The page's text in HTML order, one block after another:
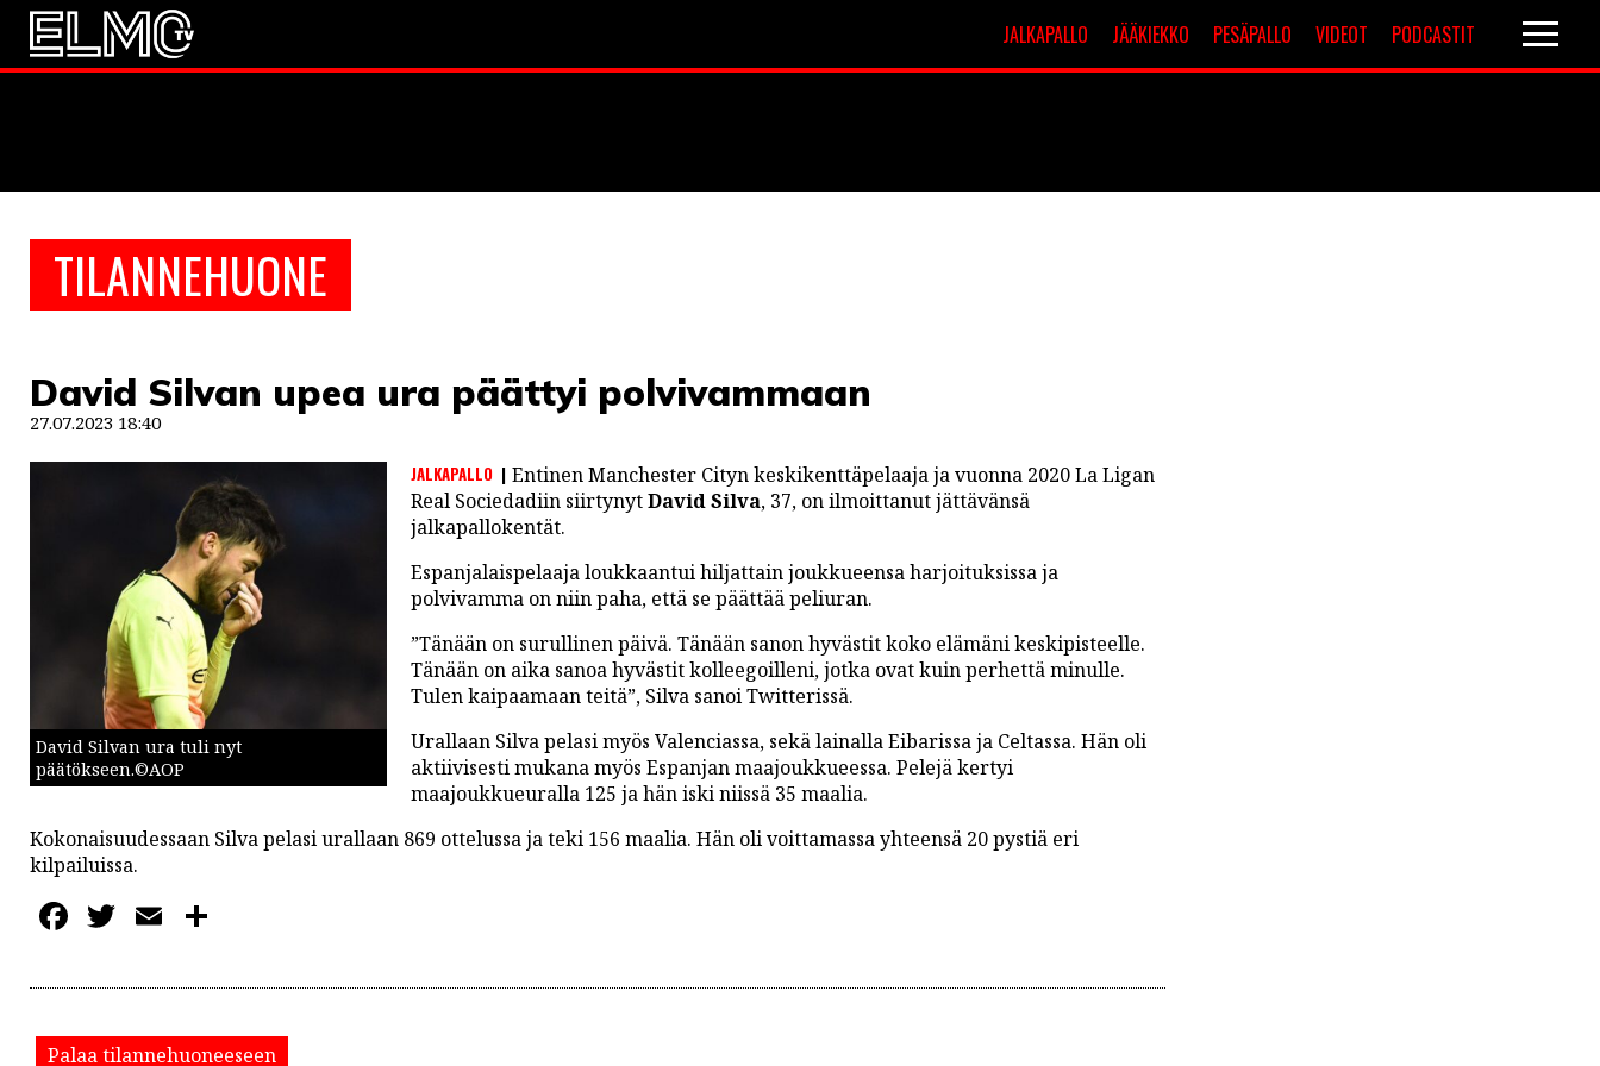
JALKAPALLO JÄÄKIEKKO PESÄPALLO VIDEOT PODCASTIT
TILANNEHUONE
David Silvan upea ura päättyi polvivammaan
27.07.2023 18:40
David Silvan ura tuli nyt
päätökseen.©AOP
JALKAPALLO
Entinen Manchester Cityn keskikenttäpelaaja ja vuonna 2020 La Ligan
Real Sociedadiin siirtynytDavid Silva, 37, on ilmoittanut jättävänsä
jalkapallokentät.
Espanjalaispelaaja loukkaantui hiljattain joukkueensa harjoituksissa ja
polvivamma on niin paha, että se päättää peliuran.
”Tänään on surullinen päivä. Tänään sanon hyvästit koko elämäni keskipisteelle.
Tänään on aika sanoa hyvästit kolleegoilleni, jotka ovat kuin perhettä minulle.
Tulen kaipaamaan teitä”, Silva sanoi Twitterissä.
Urallaan Silva pelasi myös Valenciassa, sekä lainalla Eibarissa ja Celtassa. Hän oli
aktiivisesti mukana myös Espanjan maajoukkueessa. Pelejä kertyi
maajoukkueuralla 125 ja hän iski niissä 35 maalia.
Kokonaisuudessaan Silva pelasi urallaan 869 ottelussa ja teki 156 maalia. Hän oli voittamassa yhteensä 20 pystiä eri
kilpailuissa.
Facebook
Twitter
Email
Palaa tilannehuoneeseen
JALKAPALLO
EM2021
JÄÄKIEKKO
PESÄPALLO
LINTU VAI KALA
46 DENTON ROAD
KOLUMNIT